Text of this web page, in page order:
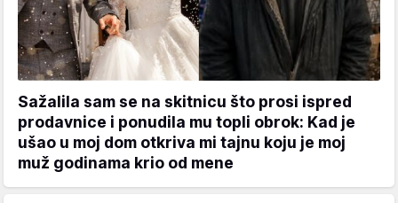
Sažalila sam se na skitnicu što prosi ispred
prodavnice i ponudila mu topli obrok: Kad je
ušao u moj dom otkriva mi tajnu koju je moj
muž godinama krio od mene